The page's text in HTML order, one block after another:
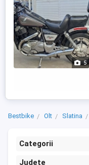
5
Bestbike Olt Slatina
Categorii
Județe